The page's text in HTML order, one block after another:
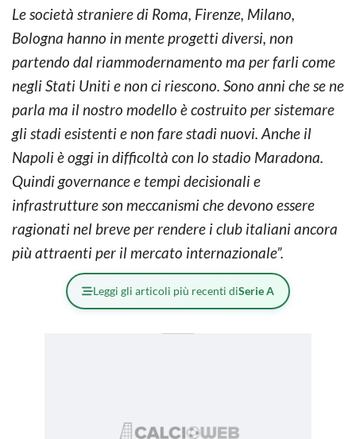
Le società straniere di Roma, Firenze, Milano,
Bologna hanno in mente progetti diversi, non
partendo dal riammodernamento ma per farli come
negli Stati Uniti e non ci riescono. Sono anni che se ne
parla ma il nostro modello è costruito per sistemare
gli stadi esistenti e non fare stadi nuovi. Anche il
Napoli è oggi in difficoltà con lo stadio Maradona.
Quindi governance e tempi decisionali e
infrastrutture son meccanismi che devono essere
ragionati nel breve per rendere i club italiani ancora
più attraenti per il mercato internazionale”.
Leggi gli articoli più recenti diSerie A